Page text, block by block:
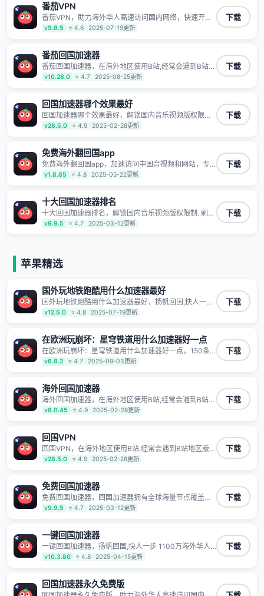
TV、西瓜视频、QQ音乐、网易云音乐、酷狗音乐、YY
等主流网站应用解除限制，带你穿梭加速回国。目前已
有上百万用户，用户整体好评95%以上，一对一在线客
服支持，保障你的使用体验。
番茄VPN
番茄VPN，助力海外华人高速访问国内网络，快速开启
国内各直播平台,解决国内视频、音乐卡顿问题；更能加
速海量国服游戏，超低延迟稳定不掉线,畅享国内网络！
v9.8.5 ⭐ 4.6 2025-07-19更新
下载
番茄回国加速器
番茄回国加速器，在海外地区使用B站,经常会遇到B站地
区版权限制/网络IP屏蔽,缓冲卡顿等问题,使用我们的哔
哩哔哩专用回国VPN,可加速解决各类网络问题,一键网络
7*24小时服务。
v10.28.0 ⭐ 4.7 2025-08-25更新
下载
回国加速器哪个效果最好
回国加速器哪个效果最好，解锁国内音乐视频版权限制.
刷剧不卡，高清秒开. 有效降低国服游戏延迟. 提升国内
主流应用访问速度 ; 独创加速黑科技 · 海量边缘. 动态多
v28.5.0 ⭐ 4.9 2025-02-28更新
下载
免费海外翻回国app
免费海外翻回国app，加速访问中国音视频和网站，专
业回国加速器，帮你加速访问优酷、bilibili、腾讯视频、
爱奇艺等，加速国服游戏，例如原神、阴阳师、和平精
明日方舟、战双帕弥什、sky光·遇、另一个伊甸园等国
内各种服务,回国加速器致力于帮助海外华人和留学生、
港澳台地区用户提供最好的回国游戏和音乐视频加速服
务，可以在海外或港澳台地区流畅加速国服游戏和音视
等主流网站应用解除限制，带你穿梭加速回国。目前已
有上百万用户，用户整体好评95%以上，一对一在线客
v1.8.85 ⭐ 4.8 2025-05-22更新
下载
十大回国加速器排名
十大回国加速器排名，解锁国内音乐视频版权限制. 刷剧
不卡，高清秒开. 有效降低国服游戏延迟. 提升国内主流
应用访问速度 ; 独创加速黑科技 · 海量边缘. 动态多线. 智
v9.9.5 ⭐ 4.7 2025-03-12更新
下载
苹果精选
国外玩地铁跑酷用什么加速器最好
国外玩地铁跑酷用什么加速器最好，扬帆回国,快人一步
1100万海外华人都在用的音乐视频回国加速器 Android
iOS Windows Mac TV VIP 支持多种加速场景 了解更多
讯视频、爱奇艺、哔哩哔哩和优酷视频,在国外也能畅快
追剧!
v12.5.0 ⭐ 4.8 2025-07-19更新
下载
在欧洲玩崩坏：星穹铁道用什么加速器好一点
在欧洲玩崩坏：星穹铁道用什么加速器好一点，150条
高速回国线路 自有高速中转节点 无需注册 一键连接 提
供高速线路 应用内直达视频音乐app,快人一步 应用模式
持高速同时确保数据不泄露 阻止第三方对数据进行窃取
和监听
v6.8.2 ⭐ 4.7 2025-09-03更新
下载
海外回国加速器
海外回国加速器，在海外地区使用B站,经常会遇到B站地
区版权限制/网络IP屏蔽,缓冲卡顿等问题,使用我们的哔
哩哔哩专用回国VPN,可加速解决各类网络问题,一键网络
7*24小时服务。
v8.0.45 ⭐ 4.9 2025-02-28更新
下载
回国VPN
回国VPN，在海外地区使用B站,经常会遇到B站地区版权
限制/网络IP屏蔽,缓冲卡顿等问题,使用我们的哔哩哔哩
专用回国VPN,可加速解决各类网络问题,一键网络回国,
时服务。
v28.5.0 ⭐ 4.9 2025-02-28更新
下载
免费回国加速器
免费回国加速器，回国加速器拥有全球海量节点覆盖，
运营商专线不卡顿超稳定，专为海外华人和留学生打
造，帮助海外华人免除地域限制，随时高速稳定低延迟
v9.9.5 ⭐ 4.7 2025-03-12更新
下载
一键回国加速器
一键回国加速器，扬帆回国,快人一步 1100万海外华人
都在用的音乐视频回国加速器 Android iOS Windows
Mac TV VIP 支持多种加速场景 了解更多 看视频 全球高
艺、哔哩哔哩和优酷视频,在国外也能畅快追剧!
v10.3.80 ⭐ 4.8 2025-04-15更新
下载
回国加速器永久免费版